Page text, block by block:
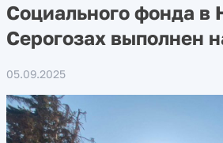
Социального фонда в
Серогозах выполнен
05.09.2025